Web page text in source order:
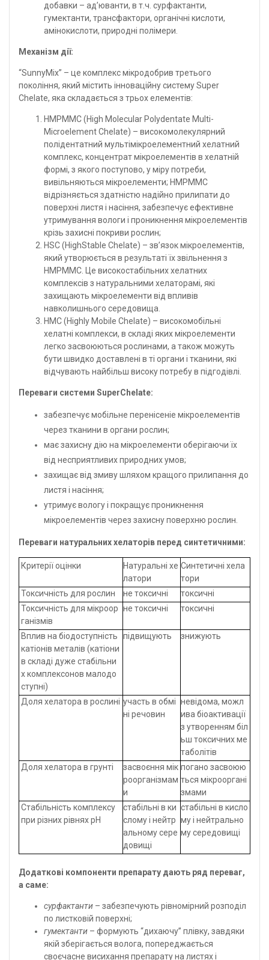
добавки – ад’юванти, в т.ч. сурфактанти,
гумектанти, трансфактори, органічні кислоти,
амінокислоти, природні полімери.
Механізм дії:
“SunnyMix” – це комплекс мікродобрив третього
покоління, який містить інноваційну систему Super
Chelate, яка складається з трьох елементів:
HMPMMC (High Molecular Polydentate Multi-
Microelement Chelate) – високомолекулярний
полідентатний мультімікроелементний хелатний
комплекс, концентрат мікроелементів в хелатній
формі, з якого поступово, у міру потреби,
вивільняються мікроелементи; HMPMMC
відрізняється здатністю надійно прилипати до
поверхні листя і насіння, забезпечує ефективне
утримування вологи і проникнення мікроелементів
крізь захисні покриви рослин;
HSC (HighStable Chelate) – зв’язок мікроелементів,
який утворюється в результаті їх звільнення з
HMPMMC. Це високостабільних хелатних
комплексів з натуральними хелаторамі, які
захищають мікроелементи від впливів
навколишнього середовища.
HMC (Highly Mobile Chelate) – високомобільні
хелатні комплекси, в складі яких мікроелементи
легко засвоюються рослинами, а також можуть
бути швидко доставлені в ті органи і тканини, які
відчувають найбільш високу потребу в підгодівлі.
Переваги системи SuperChelate:
забезпечує мобільне перенісеніе мікроелементів
через тканини в органи рослин;
має захисну дію на мікроелементи оберігаючи їх
від несприятливих природних умов;
захищає від змиву шляхом кращого прилипання до
листя і насіння;
утримує вологу і покращує проникнення
мікроелементів через захисну поверхню рослин.
Переваги натуральних хелаторів перед синтетичними:
Критерії оцінки
Натуральні хе
латори
Синтетичні хела
тори
Токсичність для рослин
не токсичні токсичні
Токсичність для мікроор
ганізмів
не токсичні токсичні
Вплив на біодоступність
катіонів металів (катіони
в складі дуже стабільни
х комплексонов малодо
ступні)
підвищують знижують
Доля хелатора в рослині участь в обмі
ні речовин
невідома, можл
ива біоактивації
з утворенням біл
ьш токсичних ме
таболітів
Доля хелатора в грунті
засвоєння мік
роорганізмам
и
погано засвоюю
ться мікрооргані
змами
Стабільність комплексу
при різних рівнях рН
стабільні в ки
слому і нейтр
альному сере
довищі
стабільні в кисло
му і нейтрально
му середовищі
Додаткові компоненти препарату дають ряд переваг,
а саме:
сурфактанти – забезпечують рівномірний розподіл
по листковій поверхні;
гумектанти – формують “дихаючу” плівку, завдяки
якій зберігається волога, попереджається
своєчасне висихання препарату на листях і